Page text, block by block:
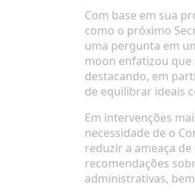
Com base em sua
como o próximo
uma pergunta em
moon enfatizou que
destacando, em
de equilibrar ideais
Em intervenções
necessidade de o
reduzir a ameaça
recomendações
administrativas,